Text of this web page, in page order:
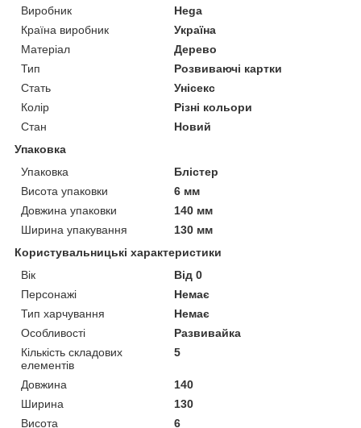
Виробник
Hega
Країна виробник
Україна
Матеріал
Дерево
Тип
Розвиваючі картки
Стать
Унісекс
Колір
Різні кольори
Стан
Новий
Упаковка
Упаковка
Блістер
Висота упаковки
6 мм
Довжина упаковки
140 мм
Ширина упакування
130 мм
Користувальницькі характеристики
Вік
Від 0
Персонажі
Немає
Тип харчування
Немає
Особливості
Развивайка
Кількість складових
елементів
5
Довжина
140
Ширина
130
Висота
6